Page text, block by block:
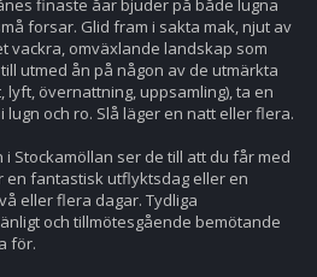
finaste åar bjuder på både lugna
forsar. Glid fram i sakta mak, njut av
vackra, omväxlande landskap som
utmed ån på någon av de utmärkta
lyft, övernattning, uppsamling), ta en
lugn och ro. Slå läger en natt eller flera.
i Stockamöllan ser de till att du får med
en fantastisk utflyktsdag eller en
eller flera dagar. Tydliga
och tillmötesgående bemötande
för.